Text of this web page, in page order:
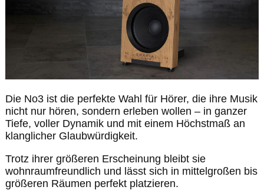
Die No3 ist die perfekte Wahl für Hörer, die ihre Musik
nicht nur hören, sondern erleben wollen – in ganzer
Tiefe, voller Dynamik und mit einem Höchstmaß an
klanglicher Glaubwürdigkeit.
Trotz ihrer größeren Erscheinung bleibt sie
wohnraumfreundlich und lässt sich in mittelgroßen bis
größeren Räumen perfekt platzieren.